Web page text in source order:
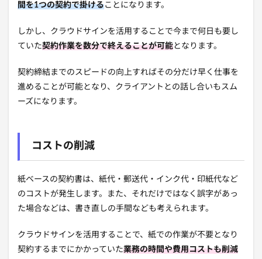
間を1つの契約で掛けることになります。
しかし、クラウドサインを活用することで今まで何日も要し
ていた契約作業を数分で終えることが可能となります。
契約締結までのスピードの向上すればその分だけ早く仕事を
進めることが可能となり、クライアントとの話し合いもスム
ーズになります。
コストの削減
紙ベースの契約書は、紙代・郵送代・インク代・印紙代など
のコストが発生します。また、それだけではなく誤字があっ
た場合などは、書き直しの手間なども考えられます。
クラウドサインを活用することで、紙での作業が不要となり
契約するまでにかかっていた業務の時間や費用コストも削減